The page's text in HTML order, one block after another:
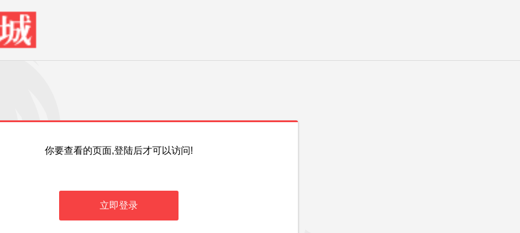
你要查看的页面,登陆后才可以访问!
立即登录